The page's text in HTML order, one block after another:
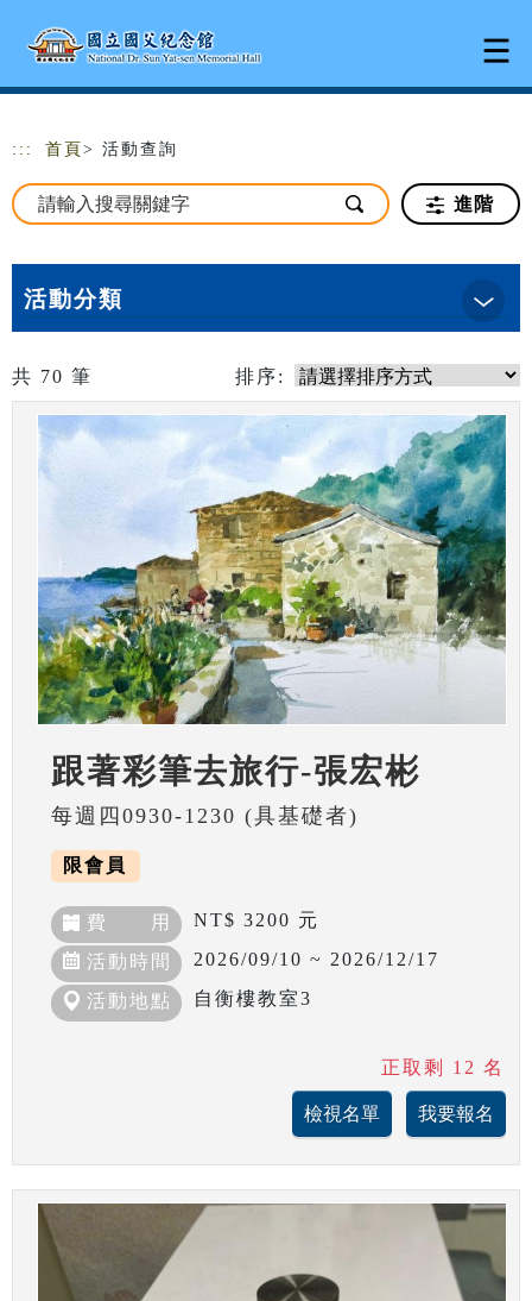
::: 首頁 > 活動查詢
進階
活動分類
共 70 筆 排序:
跟著彩筆去旅行-張宏彬
每週四0930-1230 (具基礎者)
限會員
費 用 NT$ 3200 元
活動時間 2026/09/10 ~ 2026/12/17
活動地點 自衡樓教室3
正取剩 12 名